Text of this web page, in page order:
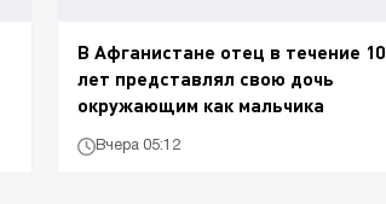
В Афганистане отец в течение 10
лет представлял свою дочь
окружающим как мальчика
Вчера 05:12